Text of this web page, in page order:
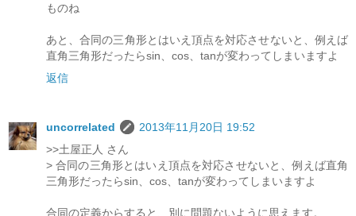
ものね
あと、合同の三角形とはいえ頂点を対応させないと、例えば
直角三角形だったらsin、cos、tanが変わってしまいますよ
返信
uncorrelated
2013年11月20日 19:52
>>土屋正人 さん
> 合同の三角形とはいえ頂点を対応させないと、例えば直角
三角形だったらsin、cos、tanが変わってしまいますよ
合同の定義からすると、別に問題ないように思えます。